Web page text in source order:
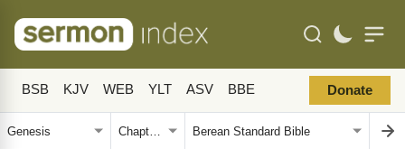
BSB KJV WEB YLT ASV BBE Donate